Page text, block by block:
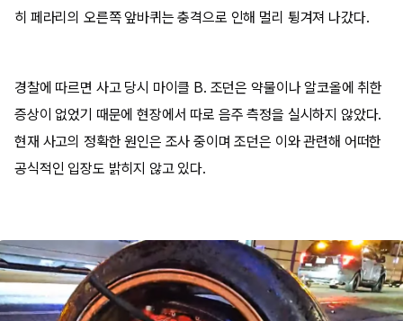
히 페라리의 오른쪽 앞바퀴는 충격으로 인해 멀리 튕겨져 나갔다.
경찰에 따르면 사고 당시 마이클 B. 조던은 약물이나 알코올에 취한
증상이 없었기 때문에 현장에서 따로 음주 측정을 실시하지 않았다.
현재 사고의 정확한 원인은 조사 중이며 조던은 이와 관련해 어떠한
공식적인 입장도 밝히지 않고 있다.